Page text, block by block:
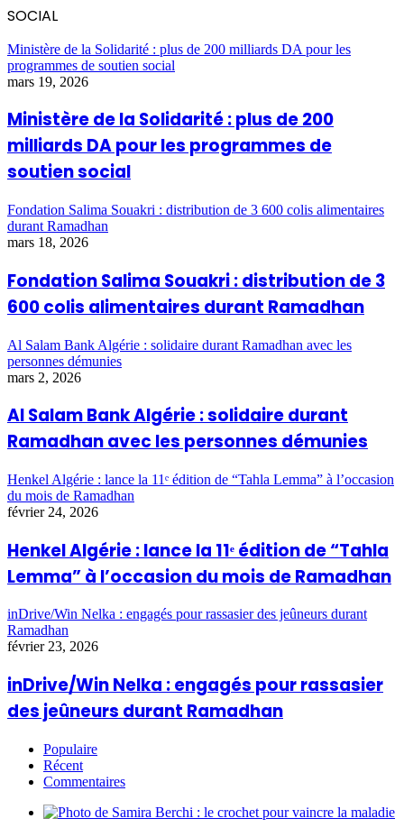
SOCIAL
Ministère de la Solidarité : plus de 200 milliards DA pour les
programmes de soutien social
mars 19, 2026
Ministère de la Solidarité : plus de 200
milliards DA pour les programmes de
soutien social
Fondation Salima Souakri : distribution de 3 600 colis alimentaires
durant Ramadhan
mars 18, 2026
Fondation Salima Souakri : distribution de 3
600 colis alimentaires durant Ramadhan
Al Salam Bank Algérie : solidaire durant Ramadhan avec les
personnes démunies
mars 2, 2026
Al Salam Bank Algérie : solidaire durant
Ramadhan avec les personnes démunies
Henkel Algérie : lance la 11ᵉ édition de “Tahla Lemma” à l’occasion
du mois de Ramadhan
février 24, 2026
Henkel Algérie : lance la 11ᵉ édition de “Tahla
Lemma” à l’occasion du mois de Ramadhan
inDrive/Win Nelka : engagés pour rassasier des jeûneurs durant
Ramadhan
février 23, 2026
inDrive/Win Nelka : engagés pour rassasier
des jeûneurs durant Ramadhan
Populaire
Récent
Commentaires